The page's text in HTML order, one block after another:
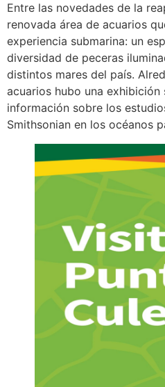
Entre las novedades de la
renovada área de acuarios
experiencia submarina: un
diversidad de peceras
distintos mares del país.
acuarios hubo una exhibición
información sobre los
Smithsonian en los océanos